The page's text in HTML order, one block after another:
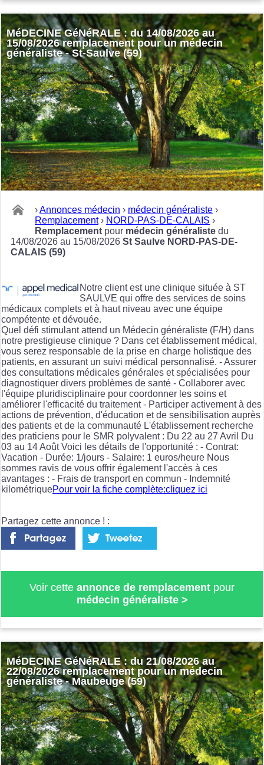
MéDECINE GéNéRALE : du 14/08/2026 au
15/08/2026 remplacement pour un médecin
généraliste - St-Saulve (59)
›Annonces médecin › médecin généraliste ›
Remplacement › NORD-PAS-DE-CALAIS ›
Remplacement pour médecin généraliste du
14/08/2026 au 15/08/2026 St Saulve NORD-PAS-DE-
CALAIS (59)
Notre client est une clinique située à ST
SAULVE qui offre des services de soins
médicaux complets et à haut niveau avec une équipe
compétente et dévouée.
Quel défi stimulant attend un Médecin généraliste (F/H) dans
notre prestigieuse clinique ? Dans cet établissement médical,
vous serez responsable de la prise en charge holistique des
patients, en assurant un suivi médical personnalisé. - Assurer
des consultations médicales générales et spécialisées pour
diagnostiquer divers problèmes de santé - Collaborer avec
l'équipe pluridisciplinaire pour coordonner les soins et
améliorer l'efficacité du traitement - Participer activement à des
actions de prévention, d'éducation et de sensibilisation auprès
des patients et de la communauté L'établissement recherche
des praticiens pour le SMR polyvalent : Du 22 au 27 Avril Du
03 au 14 Août Voici les détails de l'opportunité : - Contrat:
Vacation - Durée: 1/jours - Salaire: 1 euros/heure Nous
sommes ravis de vous offrir également l'accès à ces
avantages : - Frais de transport en commun - Indemnité
kilométriquePour voir la fiche complète:cliquez ici
Partagez cette annonce ! :
Voir cette annonce de remplacement pour
médecin généraliste>
MéDECINE GéNéRALE : du 21/08/2026 au
22/08/2026 remplacement pour un médecin
généraliste - Maubeuge (59)